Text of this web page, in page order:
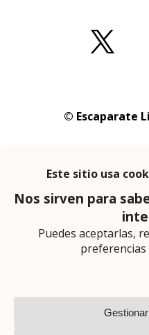
© Escaparate
En calidad de
ingresos por las